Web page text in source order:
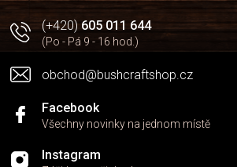
(+420)605 011 644
(Po - Pá 9 - 16 hod.)
obchod@bushcraftshop.cz
Facebook
Všechny novinky na jednom místě
Instagram